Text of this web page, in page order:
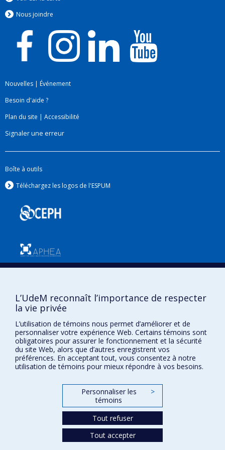
mobile 1991 - 2011
Évaluation de la toxicité du béryllium
Impact des nanoparticules : métrologie et moyens
Changements climatiques, emplois verts et santé
2010 -
Nous joindre
Nouvelles | Événement
Besoin d'aide ?
Plan du site | Accessibilité
Signaler une erreur
Boîte à outils
Téléchargez les logos de l'ESPUM
Conditions d’utilisation
Paramètres des témoins
Université de
Montréal
L’UdeM reconnaît l’importance de respecter
la vie privée
L’utilisation de témoins nous permet d’améliorer et de
personnaliser votre expérience Web. Certains témoins sont
obligatoires pour assurer le fonctionnement et la sécurité
du site Web, alors que d’autres enregistrent vos
préférences. En acceptant tout, vous consentez à notre
utilisation de témoins pour mieux répondre à vos besoins.
Personnaliser les
témoins
>
Tout refuser
Tout accepter